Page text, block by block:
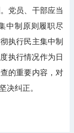
党员、干部应当
中制原则履职尽
执行民主集中制
执行情况作为日
的重要内容，对
决纠正。